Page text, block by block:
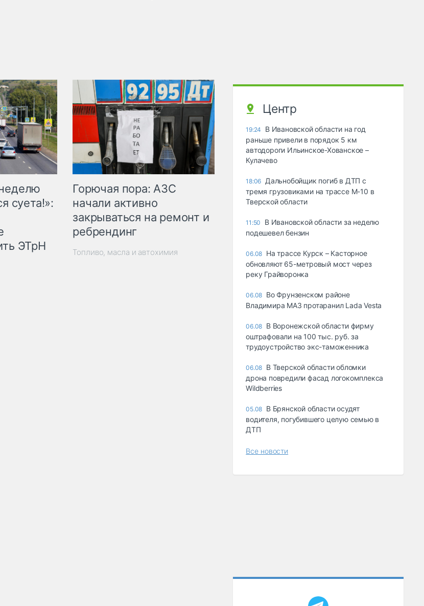
суета!»:
ЭТрН
Горючая пора: АЗС
начали активно
закрываться на ремонт и
ребрендинг
Топливо, масла и автохимия
Центр
19:24
В Ивановской области на год
раньше привели в порядок 5 км
автодороги Ильинское-Хованское –
Кулачево
18:06 Дальнобойщик погиб в ДТП с
тремя грузовиками на трассе М-10 в
Тверской области
11:50
В Ивановской области за неделю
подешевел бензин
06.08 На трассе Курск – Касторное
обновляют 65-метровый мост через
реку Грайворонка
06.08 Во Фрунзенском районе
Владимира МАЗ протаранил Lada Vesta
06.08 В Воронежской области фирму
оштрафовали на 100 тыс. руб. за
трудоустройство экс-таможенника
06.08 В Тверской области обломки
дрона повредили фасад логокомплекса
Wildberries
05.08 В Брянской области осудят
водителя, погубившего целую семью в
ДТП
Все новости